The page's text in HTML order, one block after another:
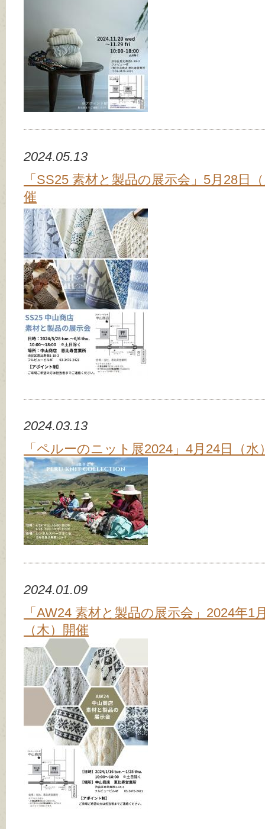
2024.05.13
「SS25 素材と製品の展示会」5月28日
催
2024.03.13
「ペルーのニット展2024」4月24日（
2024.01.09
「AW24 素材と製品の展示会」2024年1
（木）開催